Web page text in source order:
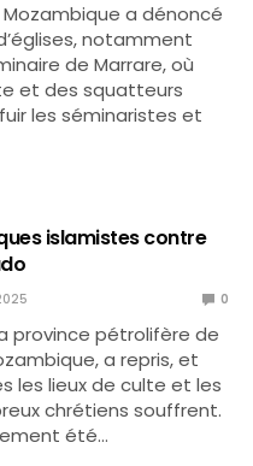
Mozambique a dénoncé
notamment
de Marrare, où
et des squatteurs
les séminaristes et
islamistes contre
0
province pétrolifère de
a repris, et
les lieux de culte et les
chrétiens souffrent.
été…